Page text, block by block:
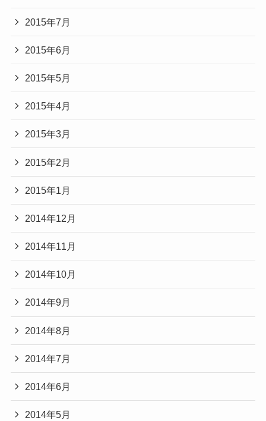
2015年7月
2015年6月
2015年5月
2015年4月
2015年3月
2015年2月
2015年1月
2014年12月
2014年11月
2014年10月
2014年9月
2014年8月
2014年7月
2014年6月
2014年5月